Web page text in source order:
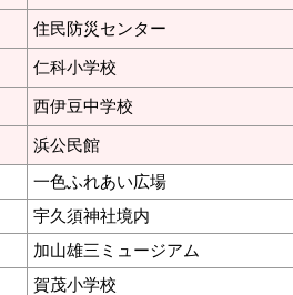
住民防災センター
仁科小学校
西伊豆中学校
浜公民館
一色ふれあい広場
宇久須神社境内
加山雄三ミュージアム
賀茂小学校